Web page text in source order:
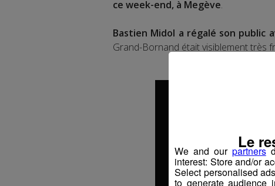
ce week-end, à Megève.
Bastien Midol a régalé son public
Grand-Bornand était visiblement très
We and our partners
interest: Store and/or
Select personalised
to generate audience
Le